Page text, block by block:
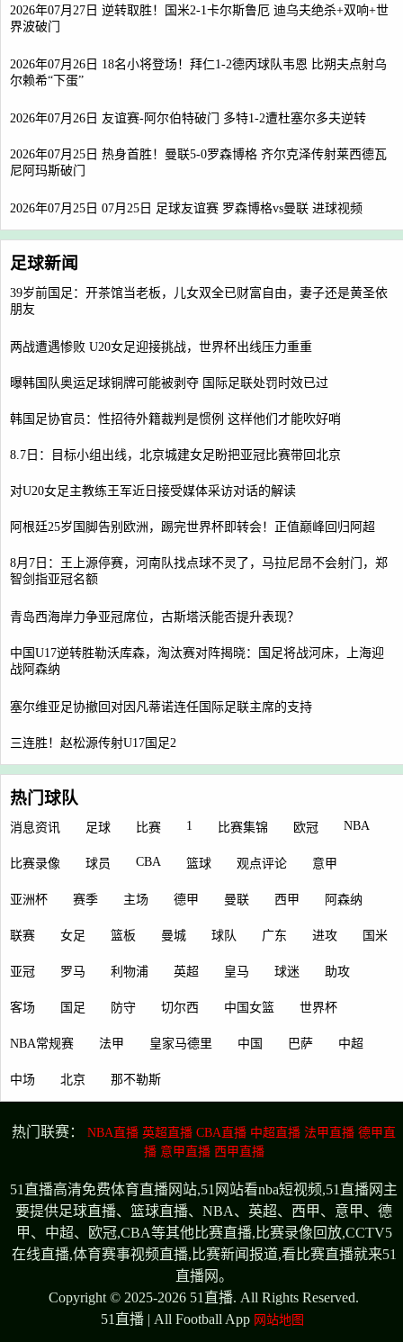
2026年07月27日 逆转取胜！国米2-1卡尔斯鲁厄 迪乌夫绝杀+双响+世
界波破门
2026年07月26日 18名小将登场！拜仁1-2德丙球队韦恩 比朔夫点射乌
尔赖希“下蛋”
2026年07月26日 友谊赛-阿尔伯特破门 多特1-2遭杜塞尔多夫逆转
2026年07月25日 热身首胜！曼联5-0罗森博格 齐尔克泽传射莱西德瓦
尼阿玛斯破门
2026年07月25日 07月25日 足球友谊赛 罗森博格vs曼联 进球视频
足球新闻
39岁前国足：开茶馆当老板，儿女双全已财富自由，妻子还是黄圣依
朋友
两战遭遇惨败 U20女足迎接挑战，世界杯出线压力重重
曝韩国队奥运足球铜牌可能被剥夺 国际足联处罚时效已过
韩国足协官员：性招待外籍裁判是惯例 这样他们才能吹好哨
8.7日：目标小组出线，北京城建女足盼把亚冠比赛带回北京
对U20女足主教练王军近日接受媒体采访对话的解读
阿根廷25岁国脚告别欧洲，踢完世界杯即转会！正值巅峰回归阿超
8月7日：王上源停赛，河南队找点球不灵了，马拉尼昂不会射门，郑
智剑指亚冠名额
青岛西海岸力争亚冠席位，古斯塔沃能否提升表现？
中国U17逆转胜勒沃库森，淘汰赛对阵揭晓：国足将战河床，上海迎
战阿森纳
塞尔维亚足协撤回对因凡蒂诺连任国际足联主席的支持
三连胜！赵松源传射U17国足2
热门球队
消息资讯 足球 比赛 1 比赛集锦 欧冠 NBA
比赛录像 球员 CBA 篮球 观点评论 意甲
亚洲杯 赛季 主场 德甲 曼联 西甲 阿森纳
联赛 女足 篮板 曼城 球队 广东 进攻 国米
亚冠 罗马 利物浦 英超 皇马 球迷 助攻
客场 国足 防守 切尔西 中国女篮 世界杯
NBA常规赛 法甲 皇家马德里 中国 巴萨 中超
中场 北京 那不勒斯
热门联赛： NBA直播 英超直播 CBA直播 中超直播 法甲直播 德甲直
播 意甲直播 西甲直播
51直播高清免费体育直播网站,51网站看nba短视频,51直播网主
要提供足球直播、篮球直播、NBA、英超、西甲、意甲、德
甲、中超、欧冠,CBA等其他比赛直播,比赛录像回放,CCTV5
在线直播,体育赛事视频直播,比赛新闻报道,看比赛直播就来51
直播网。
Copyright © 2025-2026 51直播. All Rights Reserved.
51直播 | All Football App 网站地图